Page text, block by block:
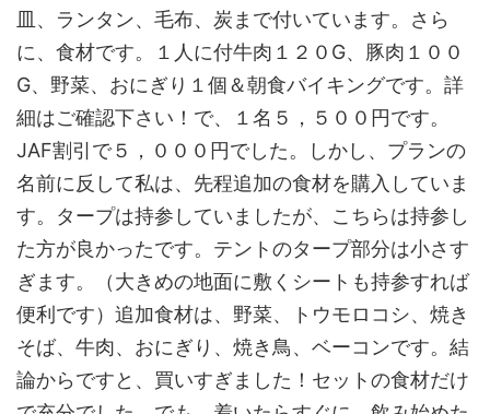
皿、ランタン、毛布、炭まで付いています。さら
に、食材です。１人に付牛肉１２０G、豚肉１００
G、野菜、おにぎり１個＆朝食バイキングです。詳
細はご確認下さい！で、１名５，５００円です。
JAF割引で５，０００円でした。しかし、プランの
名前に反して私は、先程追加の食材を購入していま
す。タープは持参していましたが、こちらは持参し
た方が良かったです。テントのタープ部分は小さす
ぎます。（大きめの地面に敷くシートも持参すれば
便利です）追加食材は、野菜、トウモロコシ、焼き
そば、牛肉、おにぎり、焼き鳥、ベーコンです。結
論からですと、買いすぎました！セットの食材だけ